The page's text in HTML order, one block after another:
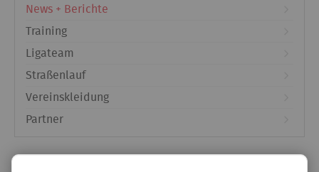
News + Berichte
Training
Ligateam
Straßenlauf
Vereinskleidung
Partner